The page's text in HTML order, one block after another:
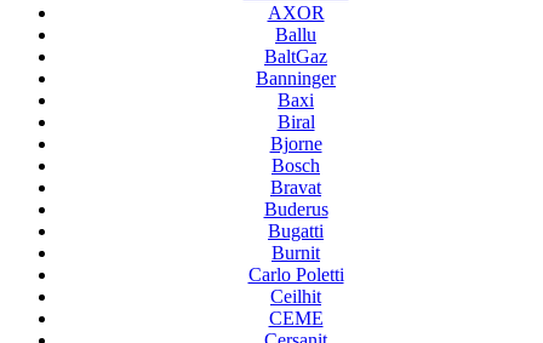
AXOR
Ballu
BaltGaz
Banninger
Baxi
Biral
Bjorne
Bosch
Bravat
Buderus
Bugatti
Burnit
Carlo Poletti
Ceilhit
CEME